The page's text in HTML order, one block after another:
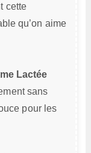
cette
qu’on aime
Lactée
sans
pour les